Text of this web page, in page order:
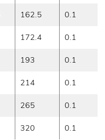
162.5 0.1
172.4 0.1
193 0.1
214 0.1
265 0.1
320 0.1